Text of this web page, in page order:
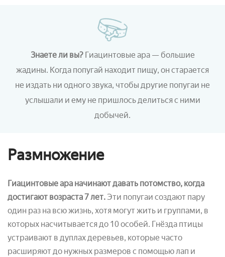
Знаете ли вы? Гиацинтовые ара — большие
жадины. Когда попугай находит пищу, он старается
не издать ни одного звука, чтобы другие попугаи не
услышали и ему не пришлось делиться с ними
добычей.
Размножение
Гиацинтовые ара начинают давать потомство, когда
достигают возраста 7 лет. Эти попугаи создают пару
один раз на всю жизнь, хотя могут жить и группами, в
которых насчитывается до 10 особей. Гнёзда птицы
устраивают в дуплах деревьев, которые часто
расширяют до нужных размеров с помощью лап и